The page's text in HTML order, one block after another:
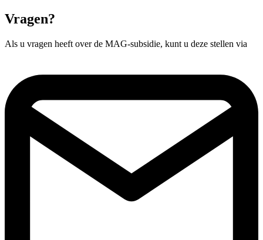
Vragen?
Als u vragen heeft over de MAG-subsidie, kunt u deze stellen via